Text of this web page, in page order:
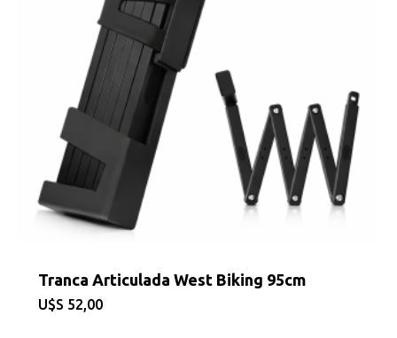
Tranca Articulada West Biking 95cm
$ 52,00